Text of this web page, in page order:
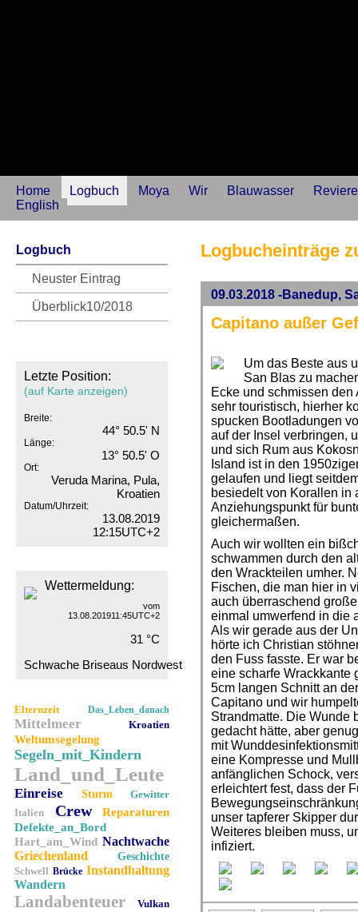
Home Logbuch Moya Wir Blauwasser
Reviere
English
Logbuch
Neuster Eintrag
Überblick10/2018
Letzte Position:
(auf Karte anzeigen)
Breite:
44° 50.5' N
Länge:
13° 50.5' O
Ort:
Veruda Marina, Pula,
Kroatien
Datum/Uhrzeit:
13.08.2019
12:15UTC+2
Wettermeldung:
vom
13.08.201911:45UTC+2
31 °C
Schwache Briseaus Nordwest
Elternzeit Das_Leben_danach
Mittelmeer Kroatien
Weltumsegelung
Segeln_mit_Kindern
Land_und_Leute
Einreise Sturm
Gewitter
Italien
Crew
Reparaturen
Defekte_an_Bord
Hart_am_Wind Nachtwache
Griechenland
Geschichte
Schwell Brücke Instandhaltung
Wandern
Landabenteuer
Vulkan
Logbucheinträge
09.03.2018 -Banedup,
Capitano außer
Um das Beste aus
San Blas zu
Ecke und schmissen
sehr touristisch, hierher
spucken Bootladungen
auf der Insel verbringen,
und sich Rum aus
Island ist in den
gelaufen und liegt
besiedelt von Korallen in
Anziehungspunkt für
gleichermaßen.
Auch wir wollten ein
schwammen durch den
den Wrackteilen umher.
Fischen, die man hier in
auch überraschend
einmal umwerfend in die
Als wir gerade aus der
hörte ich Christian
den Fuss fasste. Er war
eine scharfe Wrackkante
5cm langen Schnitt an
Capitano und wir
Strandmatte. Die Wunde
gedacht hätte, aber
mit
eine Kompresse und
anfänglichen Schock,
erleichtert fest, dass der
unser tapferer Skipper
Weiteres bleiben muss,
infiziert.